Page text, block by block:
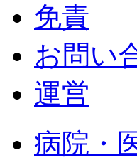
免責
お問い
運営
病院・